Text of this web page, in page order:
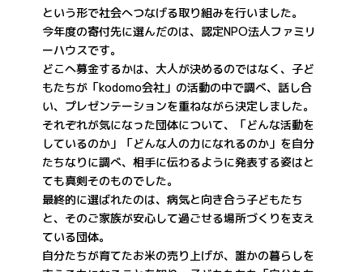
という形で社会へつなげる取り組みを行いました。
今年度の寄付先に選んだのは、認定NPO法人ファミリ
ーハウスです。
どこへ募金するかは、大人が決めるのではなく、子ど
もたちが「kodomo会社」の活動の中で調べ、話し合
い、プレゼンテーションを重ねながら決定しました。
それぞれが気になった団体について、「どんな活動を
しているのか」「どんな人の力になれるのか」を自分
たちなりに調べ、相手に伝わるように発表する姿はと
ても真剣そのものでした。
最終的に選ばれたのは、病気と向き合う子どもたち
と、そのご家族が安心して過ごせる場所づくりを支え
ている団体。
自分たちが育てたお米の売り上げが、誰かの暮らしを